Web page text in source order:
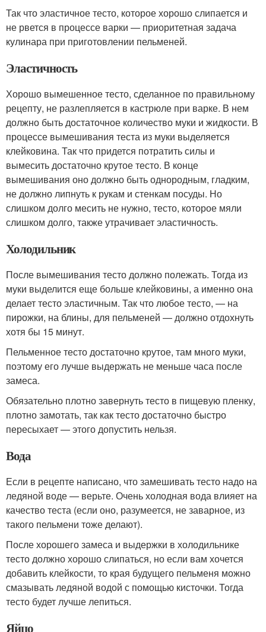
Так что эластичное тесто, которое хорошо слипается и
не рвется в процессе варки — приоритетная задача
кулинара при приготовлении пельменей.
Эластичность
Хорошо вымешенное тесто, сделанное по правильному
рецепту, не разлепляется в кастрюле при варке. В нем
должно быть достаточное количество муки и жидкости. В
процессе вымешивания теста из муки выделяется
клейковина. Так что придется потратить силы и
вымесить достаточно крутое тесто. В конце
вымешивания оно должно быть однородным, гладким,
не должно липнуть к рукам и стенкам посуды. Но
слишком долго месить не нужно, тесто, которое мяли
слишком долго, также утрачивает эластичность.
Холодильник
После вымешивания тесто должно полежать. Тогда из
муки выделится еще больше клейковины, а именно она
делает тесто эластичным. Так что любое тесто, — на
пирожки, на блины, для пельменей — должно отдохнуть
хотя бы 15 минут.
Пельменное тесто достаточно крутое, там много муки,
поэтому его лучше выдержать не меньше часа после
замеса.
Обязательно плотно завернуть тесто в пищевую пленку,
плотно замотать, так как тесто достаточно быстро
пересыхает — этого допустить нельзя.
Вода
Если в рецепте написано, что замешивать тесто надо на
ледяной воде — верьте. Очень холодная вода влияет на
качество теста (если оно, разумеется, не заварное, из
такого пельмени тоже делают).
После хорошего замеса и выдержки в холодильнике
тесто должно хорошо слипаться, но если вам хочется
добавить клейкости, то края будущего пельменя можно
смазывать ледяной водой с помощью кисточки. Тогда
тесто будет лучше лепиться.
Яйцо